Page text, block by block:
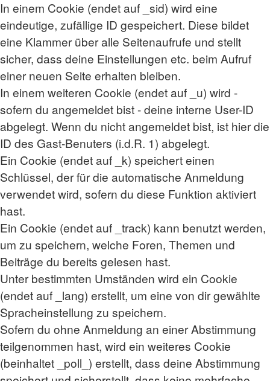
In einem Cookie (endet auf _sid) wird eine
eindeutige, zufällige ID gespeichert. Diese bildet
eine Klammer über alle Seitenaufrufe und stellt
sicher, dass deine Einstellungen etc. beim Aufruf
einer neuen Seite erhalten bleiben.
In einem weiteren Cookie (endet auf _u) wird -
sofern du angemeldet bist - deine interne User-ID
abgelegt. Wenn du nicht angemeldet bist, ist hier die
ID des Gast-Benuters (i.d.R. 1) abgelegt.
Ein Cookie (endet auf _k) speichert einen
Schlüssel, der für die automatische Anmeldung
verwendet wird, sofern du diese Funktion aktiviert
hast.
Ein Cookie (endet auf _track) kann benutzt werden,
um zu speichern, welche Foren, Themen und
Beiträge du bereits gelesen hast.
Unter bestimmten Umständen wird ein Cookie
(endet auf _lang) erstellt, um eine von dir gewählte
Spracheinstellung zu speichern.
Sofern du ohne Anmeldung an einer Abstimmung
teilgenommen hast, wird ein weiteres Cookie
(beinhaltet _poll_) erstellt, dass deine Abstimmung